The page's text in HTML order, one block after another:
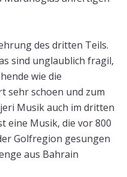
des dritten Teils.
sind unglaublich fragil,
wie die
sehr schoen und zum
Musikauch im dritten
eine Musik, die vor 800
Golfregion gesungen
aus Bahrain